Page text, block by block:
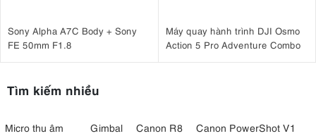
Sony Alpha A7C Body + Sony
FE 50mm F1.8
Máy quay hành trình DJI Osmo
Action 5 Pro Adventure Combo
Tìm kiếm nhiều
Micro thu âm Gimbal Canon R8
Canon PowerShot V1